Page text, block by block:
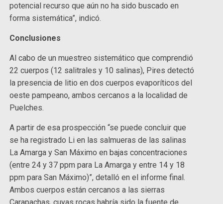
potencial recurso que aún no ha sido buscado en
forma sistemática”, indicó.
Conclusiones
Al cabo de un muestreo sistemático que comprendió
22 cuerpos (12 salitrales y 10 salinas), Pires detectó
la presencia de litio en dos cuerpos evaporíticos del
oeste pampeano, ambos cercanos a la localidad de
Puelches.
A partir de esa prospección “se puede concluir que
se ha registrado Li en las salmueras de las salinas
La Amarga y San Máximo en bajas concentraciones
(entre 24 y 37 ppm para La Amarga y entre 14 y 18
ppm para San Máximo)”, detalló en el informe final.
Ambos cuerpos están cercanos a las sierras
Carapachas, cuyas rocas habría sido la fuente de